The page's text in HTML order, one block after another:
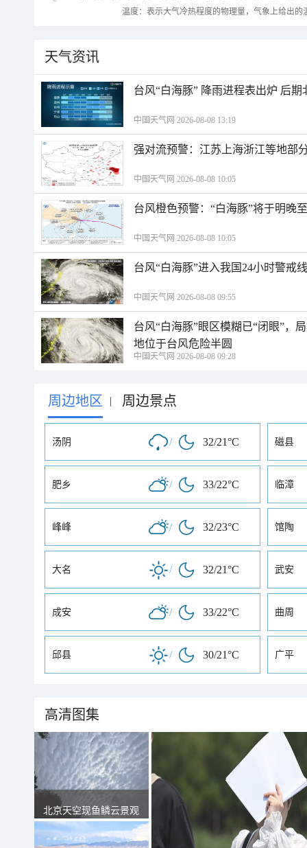
温度：表示大气冷热程度的物理量，气象上给出
天气资讯
台风“白海豚” 降雨进程表出炉 后
中国天气网 2026-08-08 13:19
强对流预警：江苏上海浙江等地部
中国天气网 2026-08-08 10:05
台风橙色预警：“白海豚”将于明晚
中国天气网 2026-08-08 10:05
台风“白海豚”进入我国24小时警戒
中国天气网 2026-08-08 09:55
台风“白海豚”眼区模糊已“闭眼”，
地位于台风危险半圆
中国天气网 2026-08-08 09:28
周边地区 | 周边景点
汤阴 / 32/21°C 磁县
肥乡 / 33/22°C 临漳
峰峰 / 32/23°C 馆陶
大名 / 32/21°C 武安
成安 / 33/22°C 曲周
邱县 / 30/21°C 广平
高清图集
北京天空现鱼鳞云景观